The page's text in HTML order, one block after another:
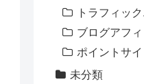
トラフィッ
ブログアフィ
ポイントサイ
未分類